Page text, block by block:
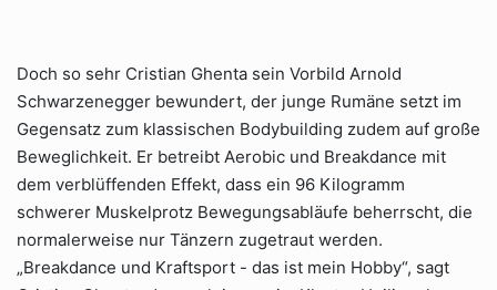
Doch so sehr Cristian Ghenta sein Vorbild Arnold
Schwarzenegger bewundert, der junge Rumäne setzt im
Gegensatz zum klassischen Bodybuilding zudem auf große
Beweglichkeit. Er betreibt Aerobic und Breakdance mit
dem verblüffenden Effekt, dass ein 96 Kilogramm
schwerer Muskelprotz Bewegungsabläufe beherrscht, die
normalerweise nur Tänzern zugetraut werden.
„Breakdance und Kraftsport - das ist mein Hobby“, sagt